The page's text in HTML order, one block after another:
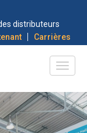
distributeurs
| Carrières